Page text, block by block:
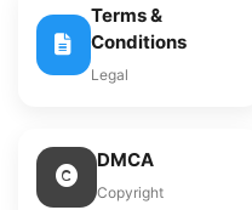
Terms &
Conditions
Legal
DMCA
Copyright